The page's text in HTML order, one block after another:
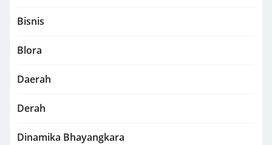
Bisnis
Blora
Daerah
Derah
Dinamika Bhayangkara